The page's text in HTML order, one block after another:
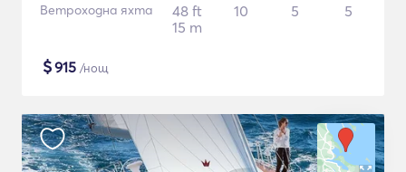
Ветроходна яхта
48 ft
15 m
10 5 5
$915 /нощ